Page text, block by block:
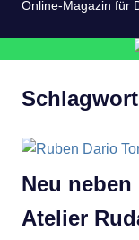
Online-Magazin für
Neu
Atelier